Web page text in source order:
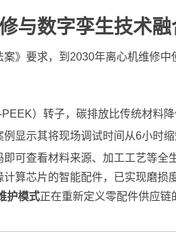
与数字孪生技术融
》要求，到2030年离心机维修中
）转子，碳排放比传统材料
例显示其将现场调试时间从6小时
可查看材料来源、加工工艺等全
算芯片的智能配件，已实现磨损
护模式正在重新定义零配件供应链